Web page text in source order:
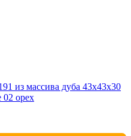
из массива дуба 43х43х30
02 орех